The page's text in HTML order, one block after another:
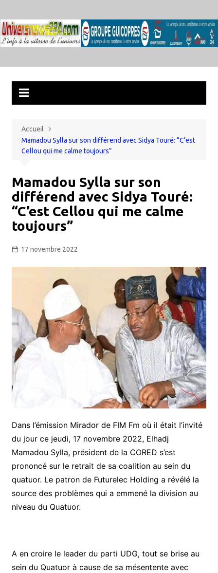
au
contenu
Accueil
Mamadou Sylla sur son différend avec Sidya Touré: “C’est
Cellou qui me calme toujours”
Mamadou Sylla sur son
différend avec Sidya Touré:
“C’est Cellou qui me calme
toujours”
17 novembre 2022
Dans l’émission Mirador de FIM Fm où il était l’invité
du jour ce jeudi, 17 novembre 2022, Elhadj
Mamadou Sylla, président de la CORED s’est
prononcé sur le retrait de sa coalition au sein du
quatuor. Le patron de Futurelec Holding a révélé la
source des problèmes qui a emmené la division au
niveau du Quatuor.
A en croire le leader du parti UDG, tout se brise au
sein du Quatuor à cause de sa mésentente avec